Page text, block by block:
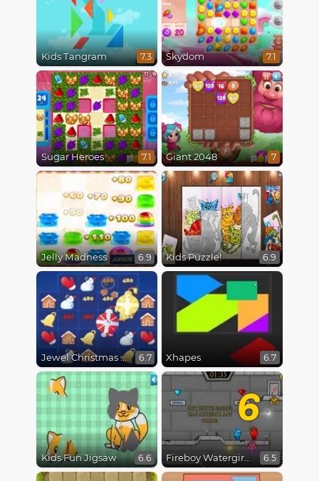
Kids Tangram 7.3 Skydom 7.1
Sugar Heroes 7.1 Giant 2048 7
Jelly Madness 6.9 Kids Puzzle! 6.9
Jewel Christmas Mania 6.7 Xhapes 6.7
Kids Fun Jigsaw 6.6
6
Fireboy Watergirl 6 Fairy Tales 6.5